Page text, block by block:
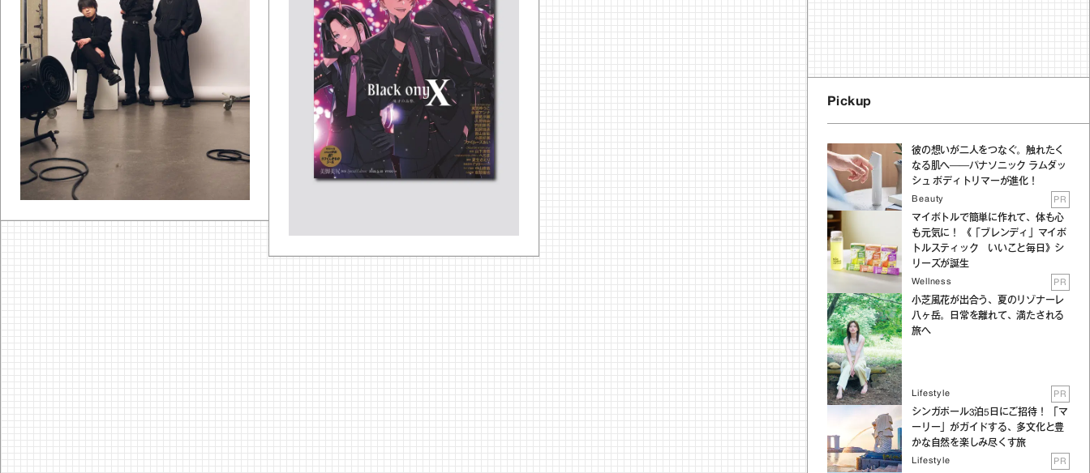
Pickup
彼の想いが二人をつなぐ。触れたく
なる肌へ──パナソニック ラムダッ
シュ ボディトリマーが進化！
Beauty PR
マイボトルで簡単に作れて、体も心
も元気に！ 《「ブレンディ」マイボ
トルスティック いいこと毎日》シ
リーズが誕生
Wellness PR
小芝風花が出合う、夏のリゾナーレ
八ヶ岳。日常を離れて、満たされる
旅へ
Lifestyle PR
シンガポール3泊5日にご招待！ 「マ
ーリー」がガイドする、多文化と豊
かな自然を楽しみ尽くす旅
Lifestyle PR